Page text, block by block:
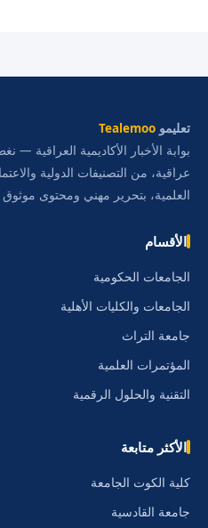
تعليمو Tealemoo
عراقية، من التصنيفات الدولية
العلمية، بتحرير مهني ومحتوى موثوق منذ
الأقسام
الجامعات الحكومية
الجامعات والكليات الأهلية
جامعة التراث
المؤتمرات العلمية
التقنية والحلول الرقمية
الأكثر متابعة
كلية الكوت الجامعة
جامعة القادسية